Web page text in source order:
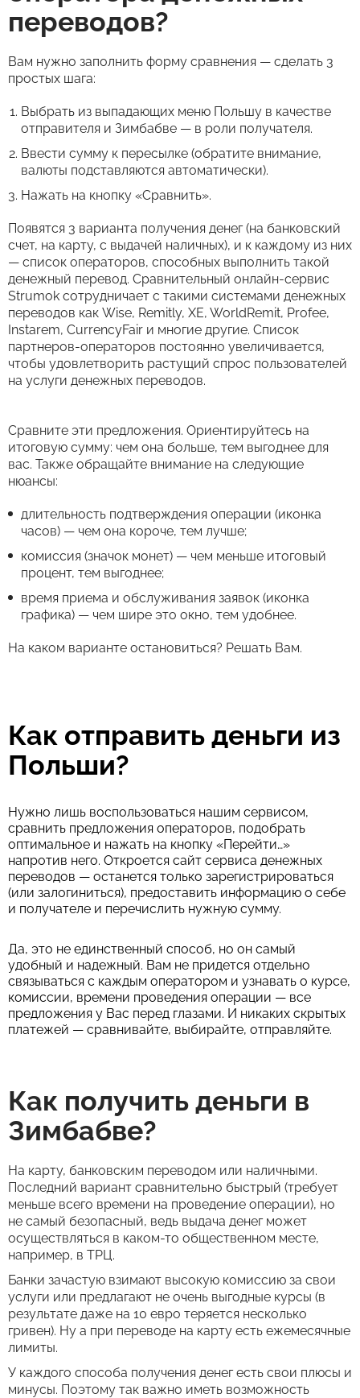
переводов?
Вам нужно заполнить форму сравнения — сделать 3
простых шага:
Выбрать из выпадающих меню Польшу в качестве
отправителя и Зимбабве — в роли получателя.
Ввести сумму к пересылке (обратите внимание,
валюты подставляются автоматически).
Нажать на кнопку «Сравнить».
Появятся 3 варианта получения денег (на банковский
счет, на карту, с выдачей наличных), и к каждому из них
— список операторов, способных выполнить такой
денежный перевод. Сравнительный онлайн-сервис
Strumok сотрудничает с такими системами денежных
переводов как Wise, Remitly, XE, WorldRemit, Profee,
Instarem, CurrencyFair и многие другие. Список
партнеров-операторов постоянно увеличивается,
чтобы удовлетворить растущий спрос пользователей
на услуги денежных переводов.
Сравните эти предложения. Ориентируйтесь на
итоговую сумму: чем она больше, тем выгоднее для
вас. Также обращайте внимание на следующие
нюансы:
длительность подтверждения операции (иконка
часов) — чем она короче, тем лучше;
комиссия (значок монет) — чем меньше итоговый
процент, тем выгоднее;
время приема и обслуживания заявок (иконка
графика) — чем шире это окно, тем удобнее.
На каком варианте остановиться? Решать Вам.
Как отправить деньги из
Польши?
Нужно лишь воспользоваться нашим сервисом,
сравнить предложения операторов, подобрать
оптимальное и нажать на кнопку «Перейти…»
напротив него. Откроется сайт сервиса денежных
переводов — останется только зарегистрироваться
(или залогиниться), предоставить информацию о себе
и получателе и перечислить нужную сумму.
Да, это не единственный способ, но он самый
удобный и надежный. Вам не придется отдельно
связываться с каждым оператором и узнавать о курсе,
комиссии, времени проведения операции — все
предложения у Вас перед глазами. И никаких скрытых
платежей — сравнивайте, выбирайте, отправляйте.
Как получить деньги в
Зимбабве?
На карту, банковским переводом или наличными.
Последний вариант сравнительно быстрый (требует
меньше всего времени на проведение операции), но
не самый безопасный, ведь выдача денег может
осуществляться в каком-то общественном месте,
например, в ТРЦ.
Банки зачастую взимают высокую комиссию за свои
услуги или предлагают не очень выгодные курсы (в
результате даже на 10 евро теряется несколько
гривен). Ну а при переводе на карту есть ежемесячные
лимиты.
У каждого способа получения денег есть свои плюсы и
минусы. Поэтому так важно иметь возможность